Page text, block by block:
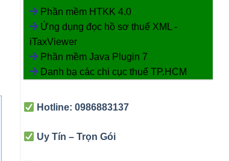
Phần mềm HTKK 4.0
Ứng dụng đọc hồ sơ thuế XML -
iTaxViewer
Phần mềm Java Plugin 7
Danh bạ các chi cục thuế TP.HCM
Hotline: 0986883137
Uy Tín – Trọn Gói